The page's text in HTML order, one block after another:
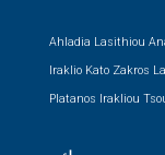
Ahladia Lasithiou
Iraklio Kato Zakros
Platanos Irakliou